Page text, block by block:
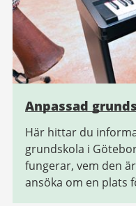
Anpassad
Här hittar du
grundskola i
fungerar, vem den
ansöka om en plats